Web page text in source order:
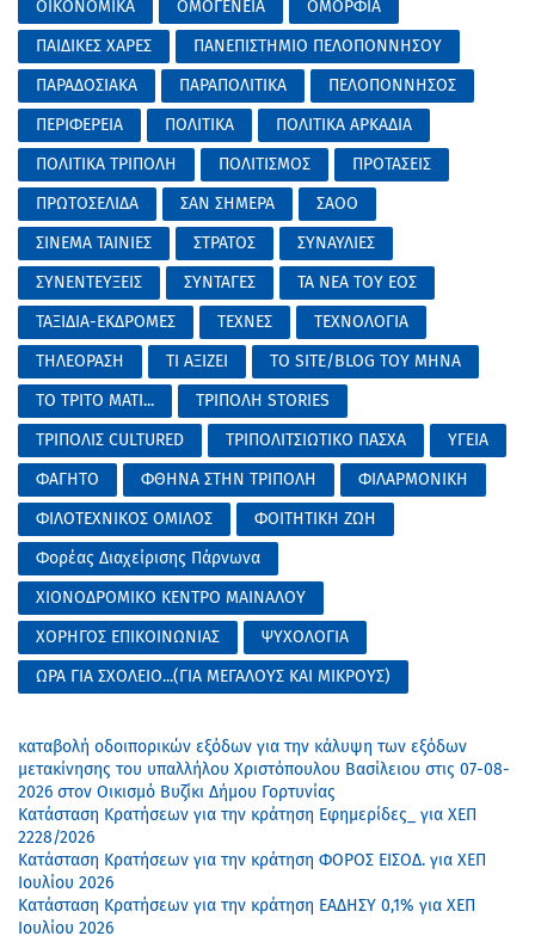
ΟΙΚΟΝΟΜΙΚΑ
ΟΜΟΓΕΝΕΙΑ
ΟΜΟΡΦΙΑ
ΠΑΙΔΙΚΕΣ ΧΑΡΕΣ
ΠΑΝΕΠΙΣΤΗΜΙΟ ΠΕΛΟΠΟΝΝΗΣΟΥ
ΠΑΡΑΔΟΣΙΑΚΑ
ΠΑΡΑΠΟΛΙΤΙΚΑ
ΠΕΛΟΠΟΝΝΗΣΟΣ
ΠΕΡΙΦΕΡΕΙΑ
ΠΟΛΙΤΙΚΑ
ΠΟΛΙΤΙΚΑ ΑΡΚΑΔΙΑ
ΠΟΛΙΤΙΚΑ ΤΡΙΠΟΛΗ
ΠΟΛΙΤΙΣΜΟΣ
ΠΡΟΤΑΣΕΙΣ
ΠΡΩΤΟΣΕΛΙΔΑ
ΣΑΝ ΣΗΜΕΡΑ
ΣΑΟΟ
ΣΙΝΕΜΑ ΤΑΙΝΙΕΣ
ΣΤΡΑΤΟΣ
ΣΥΝΑΥΛΙΕΣ
ΣΥΝΕΝΤΕΥΞΕΙΣ
ΣΥΝΤΑΓΕΣ
ΤΑ ΝΕΑ ΤΟΥ ΕΟΣ
ΤΑΞΙΔΙΑ-ΕΚΔΡΟΜΕΣ
ΤΕΧΝΕΣ
ΤΕΧΝΟΛΟΓΙΑ
ΤΗΛΕΟΡΑΣΗ
ΤΙ ΑΞΙΖΕΙ
ΤΟ SITE/BLOG ΤΟΥ ΜΗΝΑ
ΤΟ ΤΡΙΤΟ ΜΑΤΙ...
ΤΡΙΠΟΛΗ STORIES
ΤΡΙΠΟΛΙΣ CULTURED
ΤΡΙΠΟΛΙΤΣΙΩΤΙΚΟ ΠΑΣΧΑ
ΥΓΕΙΑ
ΦΑΓΗΤΟ
ΦΘΗΝΑ ΣΤΗΝ ΤΡΙΠΟΛΗ
ΦΙΛΑΡΜΟΝΙΚΗ
ΦΙΛΟΤΕΧΝΙΚΟΣ ΟΜΙΛΟΣ
ΦΟΙΤΗΤΙΚΗ ΖΩΗ
Φορέας Διαχείρισης Πάρνωνα
ΧΙΟΝΟΔΡΟΜΙΚΟ ΚΕΝΤΡΟ ΜΑΙΝΑΛΟΥ
ΧΟΡΗΓΟΣ ΕΠΙΚΟΙΝΩΝΙΑΣ
ΨΥΧΟΛΟΓΙΑ
ΩΡΑ ΓΙΑ ΣΧΟΛΕΙΟ...(ΓΙΑ ΜΕΓΑΛΟΥΣ ΚΑΙ ΜΙΚΡΟΥΣ)
καταβολή οδοιπορικών εξόδων για την κάλυψη των εξόδων
μετακίνησης του υπαλλήλου Χριστόπουλου Βασίλειου στις 07-08-
2026 στον Οικισμό Βυζίκι Δήμου Γορτυνίας
Κατάσταση Κρατήσεων για την κράτηση Εφημερίδες_ για ΧΕΠ
2228/2026
Κατάσταση Κρατήσεων για την κράτηση ΦΟΡΟΣ ΕΙΣΟΔ. για ΧΕΠ
Ιουλίου 2026
Κατάσταση Κρατήσεων για την κράτηση ΕΑΔΗΣΥ 0,1% για ΧΕΠ
Ιουλίου 2026